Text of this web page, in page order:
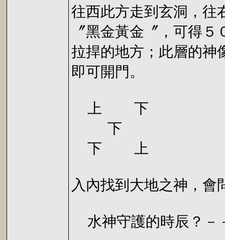
往西此方走到玄洞，往
〞黑金黃金〞，可得
拉捍的地方；此層的神
即可開門。
上 下
下
下 上
入內找到大地之神，會
水神守護的時辰？－